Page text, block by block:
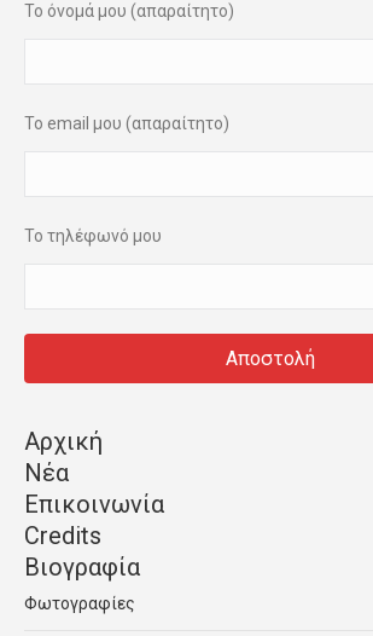
Το όνομά μου (απαραίτητο)
Το email μου (απαραίτητο)
Το τηλέφωνό μου
Αρχική
Νέα
Επικοινωνία
Credits
Βιογραφία
Φωτογραφίες